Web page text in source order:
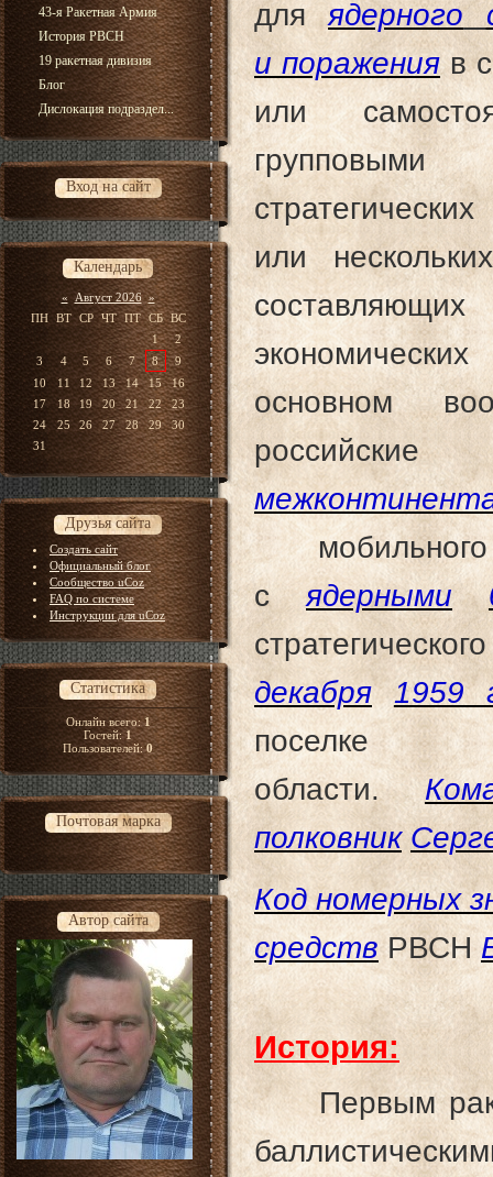
43-я Ракетная Армия
История РВСН
19 ракетная дивизия
Блог
Дислокация подраздел...
Вход на сайт
Календарь
« Август 2026 »
ПН ВТ СР ЧТ ПТ СБ ВС
1
2
3
4 5 6 7 8
9
10
11 12 13 14 15
16
17
18 19 20 21 22
23
24
25 26 27 28 29
30
31
Друзья сайта
Создать сайт
Официальный блог
Сообщество uCoz
FAQ по системе
Инструкции для uCoz
Статистика
Онлайн всего:1
Гостей:1
Пользователей:0
Почтовая марка
Автор сайта
дляядерного
ипоражения в
или
групповыми
или
основном
с
ядерными
декабря
1959
области.
полковник
Код номерных
средствРВСН
История:
Первым